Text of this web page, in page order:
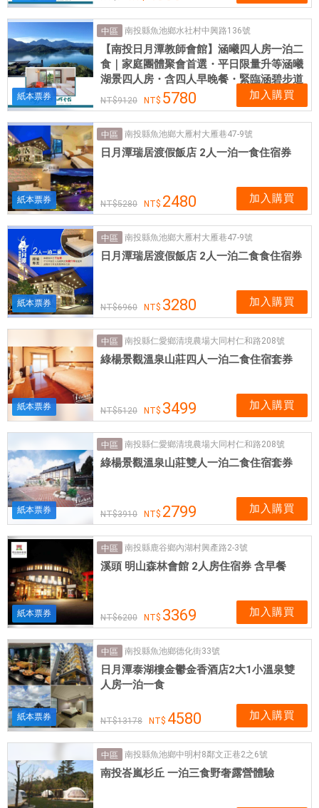
紙本票券
中區 南投縣魚池鄉水社村中興路136號
【南投日月潭教師會館】涵曦四人房一泊二
食｜家庭團體聚會首選・平日限量升等涵曦
湖景四人房・含四人早晚餐・緊臨涵碧步道
9120 5780 加入購買
紙本票券
中區 南投縣魚池鄉大雁村大雁巷47-9號
日月潭瑞居渡假飯店 2人一泊一食住宿券
5280 2480 加入購買
紙本票券
中區 南投縣魚池鄉大雁村大雁巷47-9號
日月潭瑞居渡假飯店 2人一泊二食食住宿券
6960 3280 加入購買
紙本票券
中區 南投縣仁愛鄉清境農場大同村仁和路208號
綠楊景觀溫泉山莊四人一泊二食住宿套券
5120 3499 加入購買
紙本票券
中區 南投縣仁愛鄉清境農場大同村仁和路208號
綠楊景觀溫泉山莊雙人一泊二食住宿套券
3910 2799 加入購買
紙本票券
中區 南投縣鹿谷鄉內湖村興產路2-3號
溪頭 明山森林會館 2人房住宿券 含早餐
6200 3369 加入購買
紙本票券
中區 南投縣魚池鄉德化街33號
日月潭泰湖樓金鬱金香酒店2大1小溫泉雙
人房一泊一食
13178 4580 加入購買
中區 南投縣魚池鄉中明村8鄰文正巷2之6號
南投峇嵐杉丘 一泊三食野奢露營體驗